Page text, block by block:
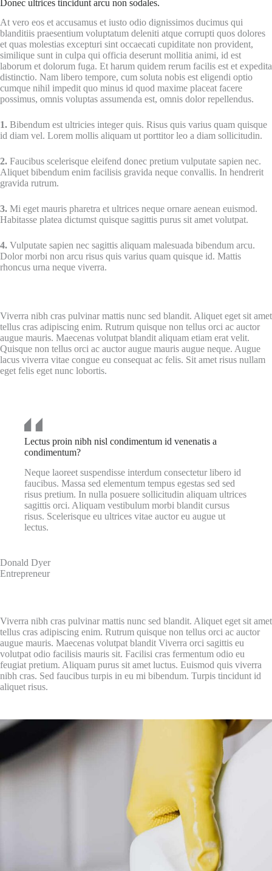
Donec ultrices tincidunt arcu non sodales.
At vero eos et accusamus et iusto odio dignissimos ducimus qui
blanditiis praesentium voluptatum deleniti atque corrupti quos dolores
et quas molestias excepturi sint occaecati cupiditate non provident,
similique sunt in culpa qui officia deserunt mollitia animi, id est
laborum et dolorum fuga. Et harum quidem rerum facilis est et expedita
distinctio. Nam libero tempore, cum soluta nobis est eligendi optio
cumque nihil impedit quo minus id quod maxime placeat facere
possimus, omnis voluptas assumenda est, omnis dolor repellendus.
1. Bibendum est ultricies integer quis. Risus quis varius quam quisque
id diam vel. Lorem mollis aliquam ut porttitor leo a diam sollicitudin.
2. Faucibus scelerisque eleifend donec pretium vulputate sapien nec.
Aliquet bibendum enim facilisis gravida neque convallis. In hendrerit
gravida rutrum.
3. Mi eget mauris pharetra et ultrices neque ornare aenean euismod.
Habitasse platea dictumst quisque sagittis purus sit amet volutpat.
4. Vulputate sapien nec sagittis aliquam malesuada bibendum arcu.
Dolor morbi non arcu risus quis varius quam quisque id. Mattis
rhoncus urna neque viverra.
Viverra nibh cras pulvinar mattis nunc sed blandit. Aliquet eget sit amet
tellus cras adipiscing enim. Rutrum quisque non tellus orci ac auctor
augue mauris. Maecenas volutpat blandit aliquam etiam erat velit.
Quisque non tellus orci ac auctor augue mauris augue neque. Augue
lacus viverra vitae congue eu consequat ac felis. Sit amet risus nullam
eget felis eget nunc lobortis.
Lectus proin nibh nisl condimentum id venenatis a
condimentum?
Neque laoreet suspendisse interdum consectetur libero id
faucibus. Massa sed elementum tempus egestas sed sed
risus pretium. In nulla posuere sollicitudin aliquam ultrices
sagittis orci. Aliquam vestibulum morbi blandit cursus
risus. Scelerisque eu ultrices vitae auctor eu augue ut
lectus.
Donald Dyer
Entrepreneur
Viverra nibh cras pulvinar mattis nunc sed blandit. Aliquet eget sit amet
tellus cras adipiscing enim. Rutrum quisque non tellus orci ac auctor
augue mauris. Maecenas volutpat blandit Viverra orci sagittis eu
volutpat odio facilisis mauris sit. Facilisi cras fermentum odio eu
feugiat pretium. Aliquam purus sit amet luctus. Euismod quis viverra
nibh cras. Sed faucibus turpis in eu mi bibendum. Turpis tincidunt id
aliquet risus.